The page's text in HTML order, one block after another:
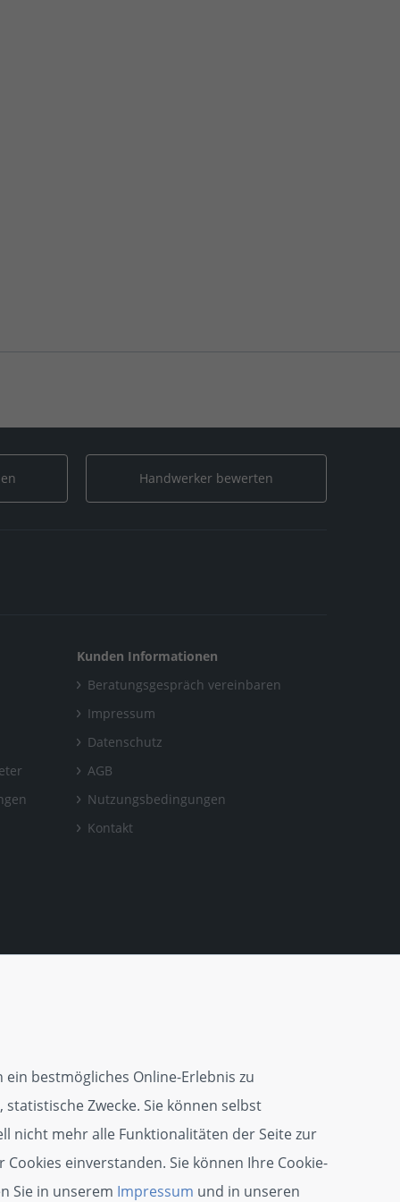
Handwerker bewerten
Kunden Informationen
Beratungsgespräch vereinbaren
Impressum
Datenschutz
AGB
Nutzungsbedingungen
Kontakt
bestmögliches Online-Erlebnis zu
Zwecke. Sie können selbst
nicht mehr alle Funktionalitäten der Seite zur
einverstanden. Sie können Ihre Cookie-
Sie in unserem Impressum und in unseren